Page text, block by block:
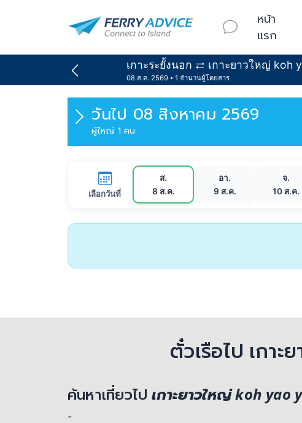
หน้า
แรก
เกาะระยั้งนอก เกาะยาวใหญ่ koh
08 ส.ค. 2569 1 จำนวนผู้โดยสาร
วันไป 08 สิงหาคม 2569
ผู้ใหญ่ 1 คน
เลือกวันที่
ส.
8 ส.ค.
อา.
9 ส.ค.
จ.
10 ส.ค.
ตั๋วเรือไป เกา
ค้นหาเที่ยวไป เกาะยาวใหญ่ koh yao
-